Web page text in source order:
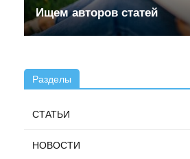
Ищем авторов статей
Разделы
СТАТЬИ
НОВОСТИ